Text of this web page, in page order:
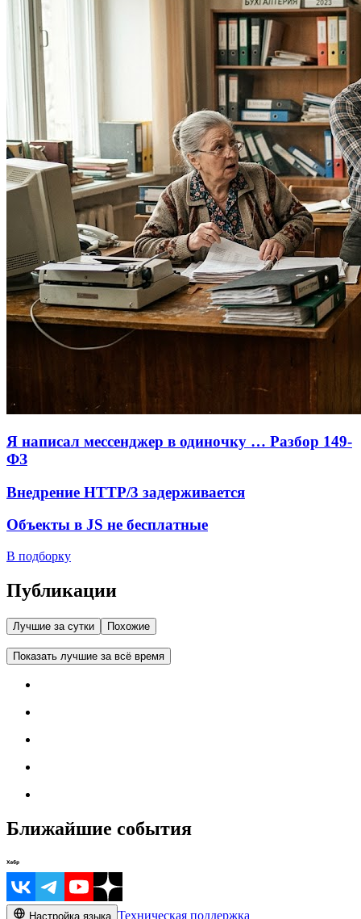
Я написал мессенджер в одиночку … Разбор 149-
ФЗ
Внедрение HTTP/3 задерживается
Объекты в JS не бесплатные
В подборку
Публикации
Лучшие за сутки Похожие
Показать лучшие за всё время
Ближайшие события
Настройка языка Техническая поддержка